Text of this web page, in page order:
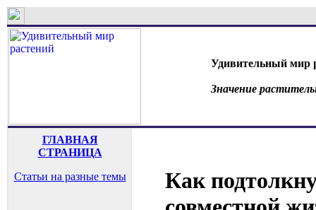
Удивительный мир
Значение
ГЛАВНАЯ
СТРАНИЦА
Статьи на разные темы
Как